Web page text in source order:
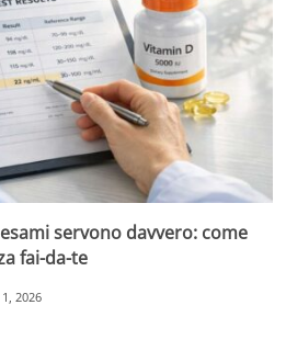
servono davvero: come
fai-da-te
2026